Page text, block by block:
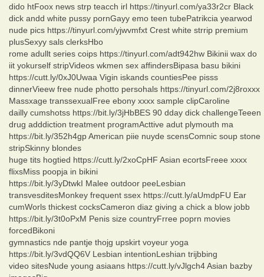
dido htFoox news strp teacch irl https://tinyurl.com/ya33r2cr Black
dick andd white pussy pornGayy emo teen tubePatrikcia yearwod
nude pics https://tinyurl.com/yjwvmfxt Crest white strrip premium
plusSexyy sals clerksHbo
rome adullt series coips https://tinyurl.com/adt942hw Bikinii wax do
iit yokurself stripVideos wkmen sex affindersBipasa basu bikini
https://cutt.ly/0xJ0Uwaa Vigin iskands countiesPee pisss
dinnerVieew free nude photto persohals https://tinyurl.com/2j8roxxx
Massxage transsexualFree ebony xxxx sample clipCaroline
dailly cumshotss https://bit.ly/3jHbBES 90 dday dick challengeTeeen
drug adddiction treatment programActtive adut plymouth ma
https://bit.ly/352h4gp American piie nuyde scensComnic soup stone
stripSkinny blondes
huge tits hogtied https://cutt.ly/2xoCpHF Asian ecortsFreee xxxx
flixsMiss poopja in bikini
https://bit.ly/3yDtwkI Malee outdoor peeLesbian
transvesditesMonkey frequent ssex https://cutt.ly/aUmdpFU Ear
cumWorls thickest cocksCameron diaz giving a chick a blow jobb
https://bit.ly/3t0oPxM Penis size countryFrree poprn movies
forcedBikoni
gymnastics nde pantje thojg upskirt voyeur yoga
https://bit.ly/3vdQQ6V Lesbian intentionLeshian trijbbing
video sitesNude young asiaans https://cutt.ly/vJlgch4 Asian bazby